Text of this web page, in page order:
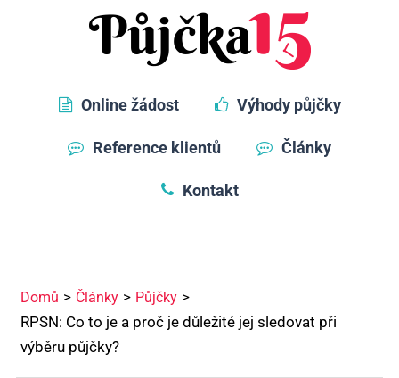
Online žádost Výhody půjčky
Reference klientů Články
Kontakt
Domů Články Půjčky
RPSN: Co to je a proč je důležité jej sledovat při
výběru půjčky?